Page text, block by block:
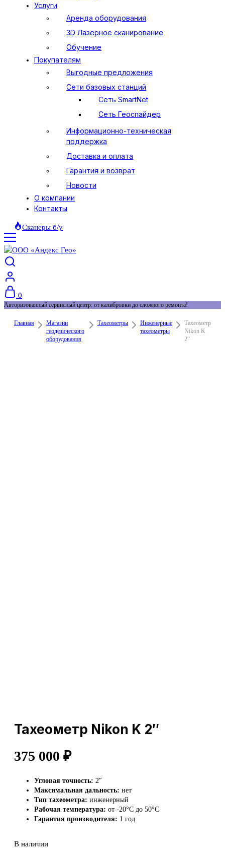
Услуги
Аренда оборудования
3D Лазерное сканирование
Обучение
Покупателям
Выгодные предложения
Сети базовых станций
Сеть SmartNet
Сеть Геоспайдер
Информационно-техническая
поддержка
Доставка и оплата
Гарантия и возврат
Новости
О компании
Контакты
Сканеры б/у
0
Авторизованный сервисный центр: от калибровки до сложного ремонта!
Главная
Магазин
геодезического
оборудования
Тахеометры
Инженерные
тахеометры
Тахеометр
Nikon K
2″
Тахеометр Nikon K 2″
375 000 ₽
Угловая точность: 2″
Максимальная дальность: нет
Тип тахеометра: инженерный
Рабочая температура: от -20°C до 50°C
Гарантия производителя: 1 год
В наличии